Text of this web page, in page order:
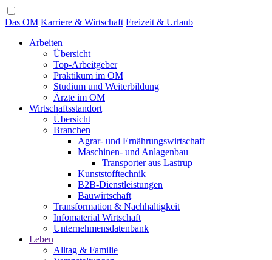
Das OM Karriere & Wirtschaft Freizeit & Urlaub
Arbeiten
Übersicht
Top-Arbeitgeber
Praktikum im OM
Studium und Weiterbildung
Ärzte im OM
Wirtschaftsstandort
Übersicht
Branchen
Agrar- und Ernährungswirtschaft
Maschinen- und Anlagenbau
Transporter aus Lastrup
Kunststofftechnik
B2B-Dienstleistungen
Bauwirtschaft
Transformation & Nachhaltigkeit
Infomaterial Wirtschaft
Unternehmensdatenbank
Leben
Alltag & Familie